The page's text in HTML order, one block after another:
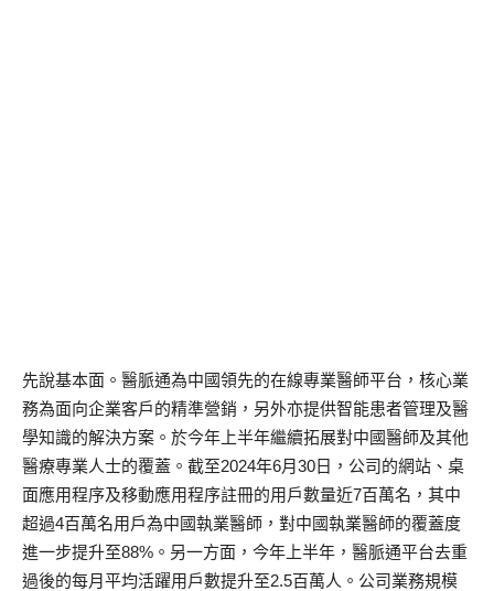
先說基本面。醫脈通為中國領先的在線專業醫師平台，核心業
務為面向企業客戶的精準營銷，另外亦提供智能患者管理及醫
學知識的解決方案。於今年上半年繼續拓展對中國醫師及其他
醫療專業人士的覆蓋。截至2024年6月30日，公司的網站、桌
面應用程序及移動應用程序註冊的用戶數量近7百萬名，其中
超過4百萬名用戶為中國執業醫師，對中國執業醫師的覆蓋度
進一步提升至88%。另一方面，今年上半年，醫脈通平台去重
過後的每月平均活躍用戶數提升至2.5百萬人。公司業務規模